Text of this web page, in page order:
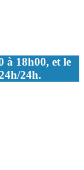
à 18h00, et le
24h.